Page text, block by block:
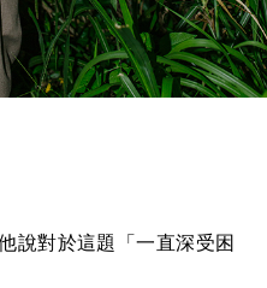
說對於這題「一直深受困